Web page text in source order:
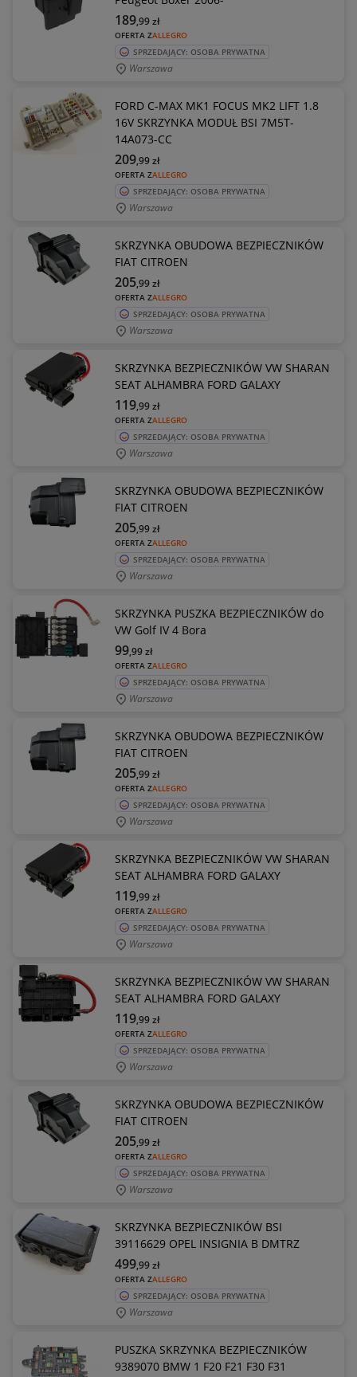
OFERTA ZALLEGRO
189,99zł
SPRZEDAJĄCY: OSOBA PRYWATNA
Warszawa
FORD C-MAX MK1 FOCUS MK2 LIFT 1.8
16V SKRZYNKA MODUŁ BSI 7M5T-
14A073-CC
OFERTA ZALLEGRO
209,99zł
SPRZEDAJĄCY: OSOBA PRYWATNA
Warszawa
SKRZYNKA OBUDOWA BEZPIECZNIKÓW
FIAT CITROEN
OFERTA ZALLEGRO
205,99zł
SPRZEDAJĄCY: OSOBA PRYWATNA
Warszawa
SKRZYNKA BEZPIECZNIKÓW VW SHARAN
SEAT ALHAMBRA FORD GALAXY
OFERTA ZALLEGRO
119,99zł
SPRZEDAJĄCY: OSOBA PRYWATNA
Warszawa
SKRZYNKA OBUDOWA BEZPIECZNIKÓW
FIAT CITROEN
OFERTA ZALLEGRO
205,99zł
SPRZEDAJĄCY: OSOBA PRYWATNA
Warszawa
SKRZYNKA PUSZKA BEZPIECZNIKÓW do
VW Golf IV 4 Bora
OFERTA ZALLEGRO
99,99zł
SPRZEDAJĄCY: OSOBA PRYWATNA
Warszawa
SKRZYNKA OBUDOWA BEZPIECZNIKÓW
FIAT CITROEN
OFERTA ZALLEGRO
205,99zł
SPRZEDAJĄCY: OSOBA PRYWATNA
Warszawa
SKRZYNKA BEZPIECZNIKÓW VW SHARAN
SEAT ALHAMBRA FORD GALAXY
OFERTA ZALLEGRO
119,99zł
SPRZEDAJĄCY: OSOBA PRYWATNA
Warszawa
SKRZYNKA BEZPIECZNIKÓW VW SHARAN
SEAT ALHAMBRA FORD GALAXY
OFERTA ZALLEGRO
119,99zł
SPRZEDAJĄCY: OSOBA PRYWATNA
Warszawa
SKRZYNKA OBUDOWA BEZPIECZNIKÓW
FIAT CITROEN
OFERTA ZALLEGRO
205,99zł
SPRZEDAJĄCY: OSOBA PRYWATNA
Warszawa
SKRZYNKA BEZPIECZNIKÓW BSI
39116629 OPEL INSIGNIA B DMTRZ
OFERTA ZALLEGRO
499,99zł
SPRZEDAJĄCY: OSOBA PRYWATNA
Warszawa
PUSZKA SKRZYNKA BEZPIECZNIKÓW
9389070 BMW 1 F20 F21 F30 F31